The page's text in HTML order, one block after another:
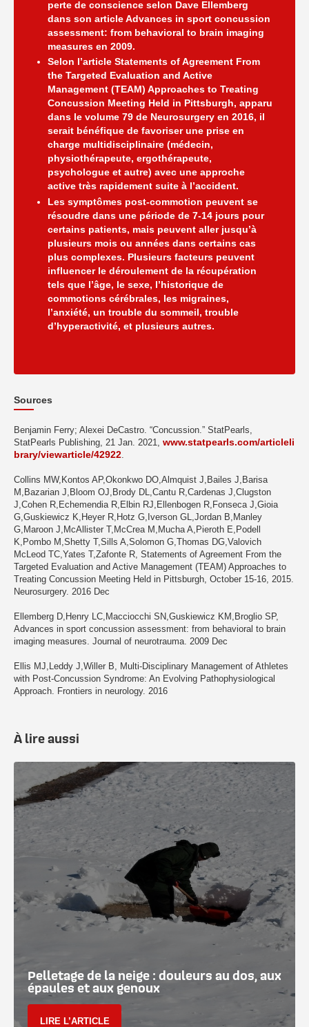
perte de conscience selon Dave Ellemberg
dans son article Advances in sport concussion
assessment: from behavioral to brain imaging
measures en 2009.
Selon l’article Statements of Agreement From
the Targeted Evaluation and Active
Management (TEAM) Approaches to Treating
Concussion Meeting Held in Pittsburgh, apparu
dans le volume 79 de Neurosurgery en 2016, il
serait bénéfique de favoriser une prise en
charge multidisciplinaire (médecin,
physiothérapeute, ergothérapeute,
psychologue et autre) avec une approche
active très rapidement suite à l’accident.
Les symptômes post-commotion peuvent se
résoudre dans une période de 7-14 jours pour
certains patients, mais peuvent aller jusqu’à
plusieurs mois ou années dans certains cas
plus complexes. Plusieurs facteurs peuvent
influencer le déroulement de la récupération
tels que l’âge, le sexe, l’historique de
commotions cérébrales, les migraines,
l’anxiété, un trouble du sommeil, trouble
d’hyperactivité, et plusieurs autres.
Sources
Benjamin Ferry; Alexei DeCastro. “Concussion.” StatPearls,
StatPearls Publishing, 21 Jan. 2021, www.statpearls.com/articleli
brary/viewarticle/42922.
Collins MW,Kontos AP,Okonkwo DO,Almquist J,Bailes J,Barisa
M,Bazarian J,Bloom OJ,Brody DL,Cantu R,Cardenas J,Clugston
J,Cohen R,Echemendia R,Elbin RJ,Ellenbogen R,Fonseca J,Gioia
G,Guskiewicz K,Heyer R,Hotz G,Iverson GL,Jordan B,Manley
G,Maroon J,McAllister T,McCrea M,Mucha A,Pieroth E,Podell
K,Pombo M,Shetty T,Sills A,Solomon G,Thomas DG,Valovich
McLeod TC,Yates T,Zafonte R, Statements of Agreement From the
Targeted Evaluation and Active Management (TEAM) Approaches to
Treating Concussion Meeting Held in Pittsburgh, October 15-16, 2015.
Neurosurgery. 2016 Dec
Ellemberg D,Henry LC,Macciocchi SN,Guskiewicz KM,Broglio SP,
Advances in sport concussion assessment: from behavioral to brain
imaging measures. Journal of neurotrauma. 2009 Dec
Ellis MJ,Leddy J,Willer B, Multi-Disciplinary Management of Athletes
with Post-Concussion Syndrome: An Evolving Pathophysiological
Approach. Frontiers in neurology. 2016
À lire aussi
Pelletage de la neige : douleurs au dos, aux
épaules et aux genoux
LIRE L’ARTICLE